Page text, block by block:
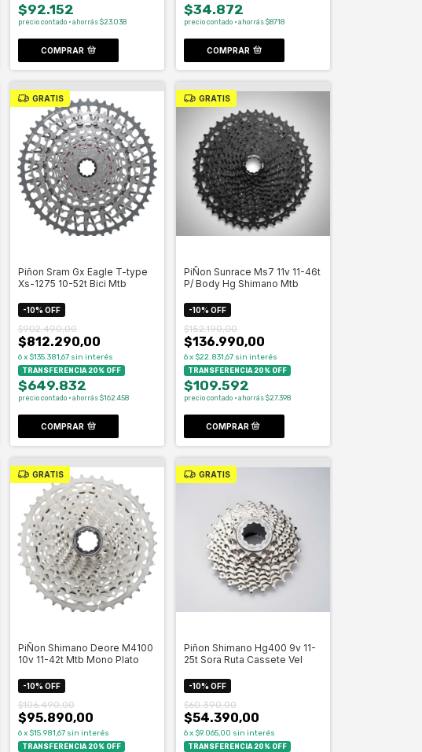
$92.152
precio contado · ahorrás $23.038
COMPRAR
$34.872
precio contado · ahorrás $8718
COMPRAR
GRATIS
Piñon Sram Gx Eagle T-type
Xs-1275 10-52t Bici Mtb
-10% OFF
$812.290,00
$902.490,00
6 x $135.381,67 sin interés
TRANSFERENCIA 20% OFF
$649.832
precio contado · ahorrás $162.458
COMPRAR
GRATIS
PiÑon Sunrace Ms7 11v 11-46t
P/ Body Hg Shimano Mtb
-10% OFF
$136.990,00
$152.190,00
6x $22.831,67 sin interés
TRANSFERENCIA 20% OFF
$109.592
precio contado · ahorrás $27.398
GRATIS
PiÑon Shimano Deore M4100
10v 11-42t Mtb Mono Plato
-10% OFF
$95.890,00
$106.490,00
6 x $15.981,67 sin interés
TRANSFERENCIA 20% OFF
GRATIS
Piñon Shimano Hg400 9v 11-
25t Sora Ruta Cassete Vel
-10% OFF
$54.390,00
$60.390,00
6x $9.065,00 sin interés
TRANSFERENCIA 20% OFF